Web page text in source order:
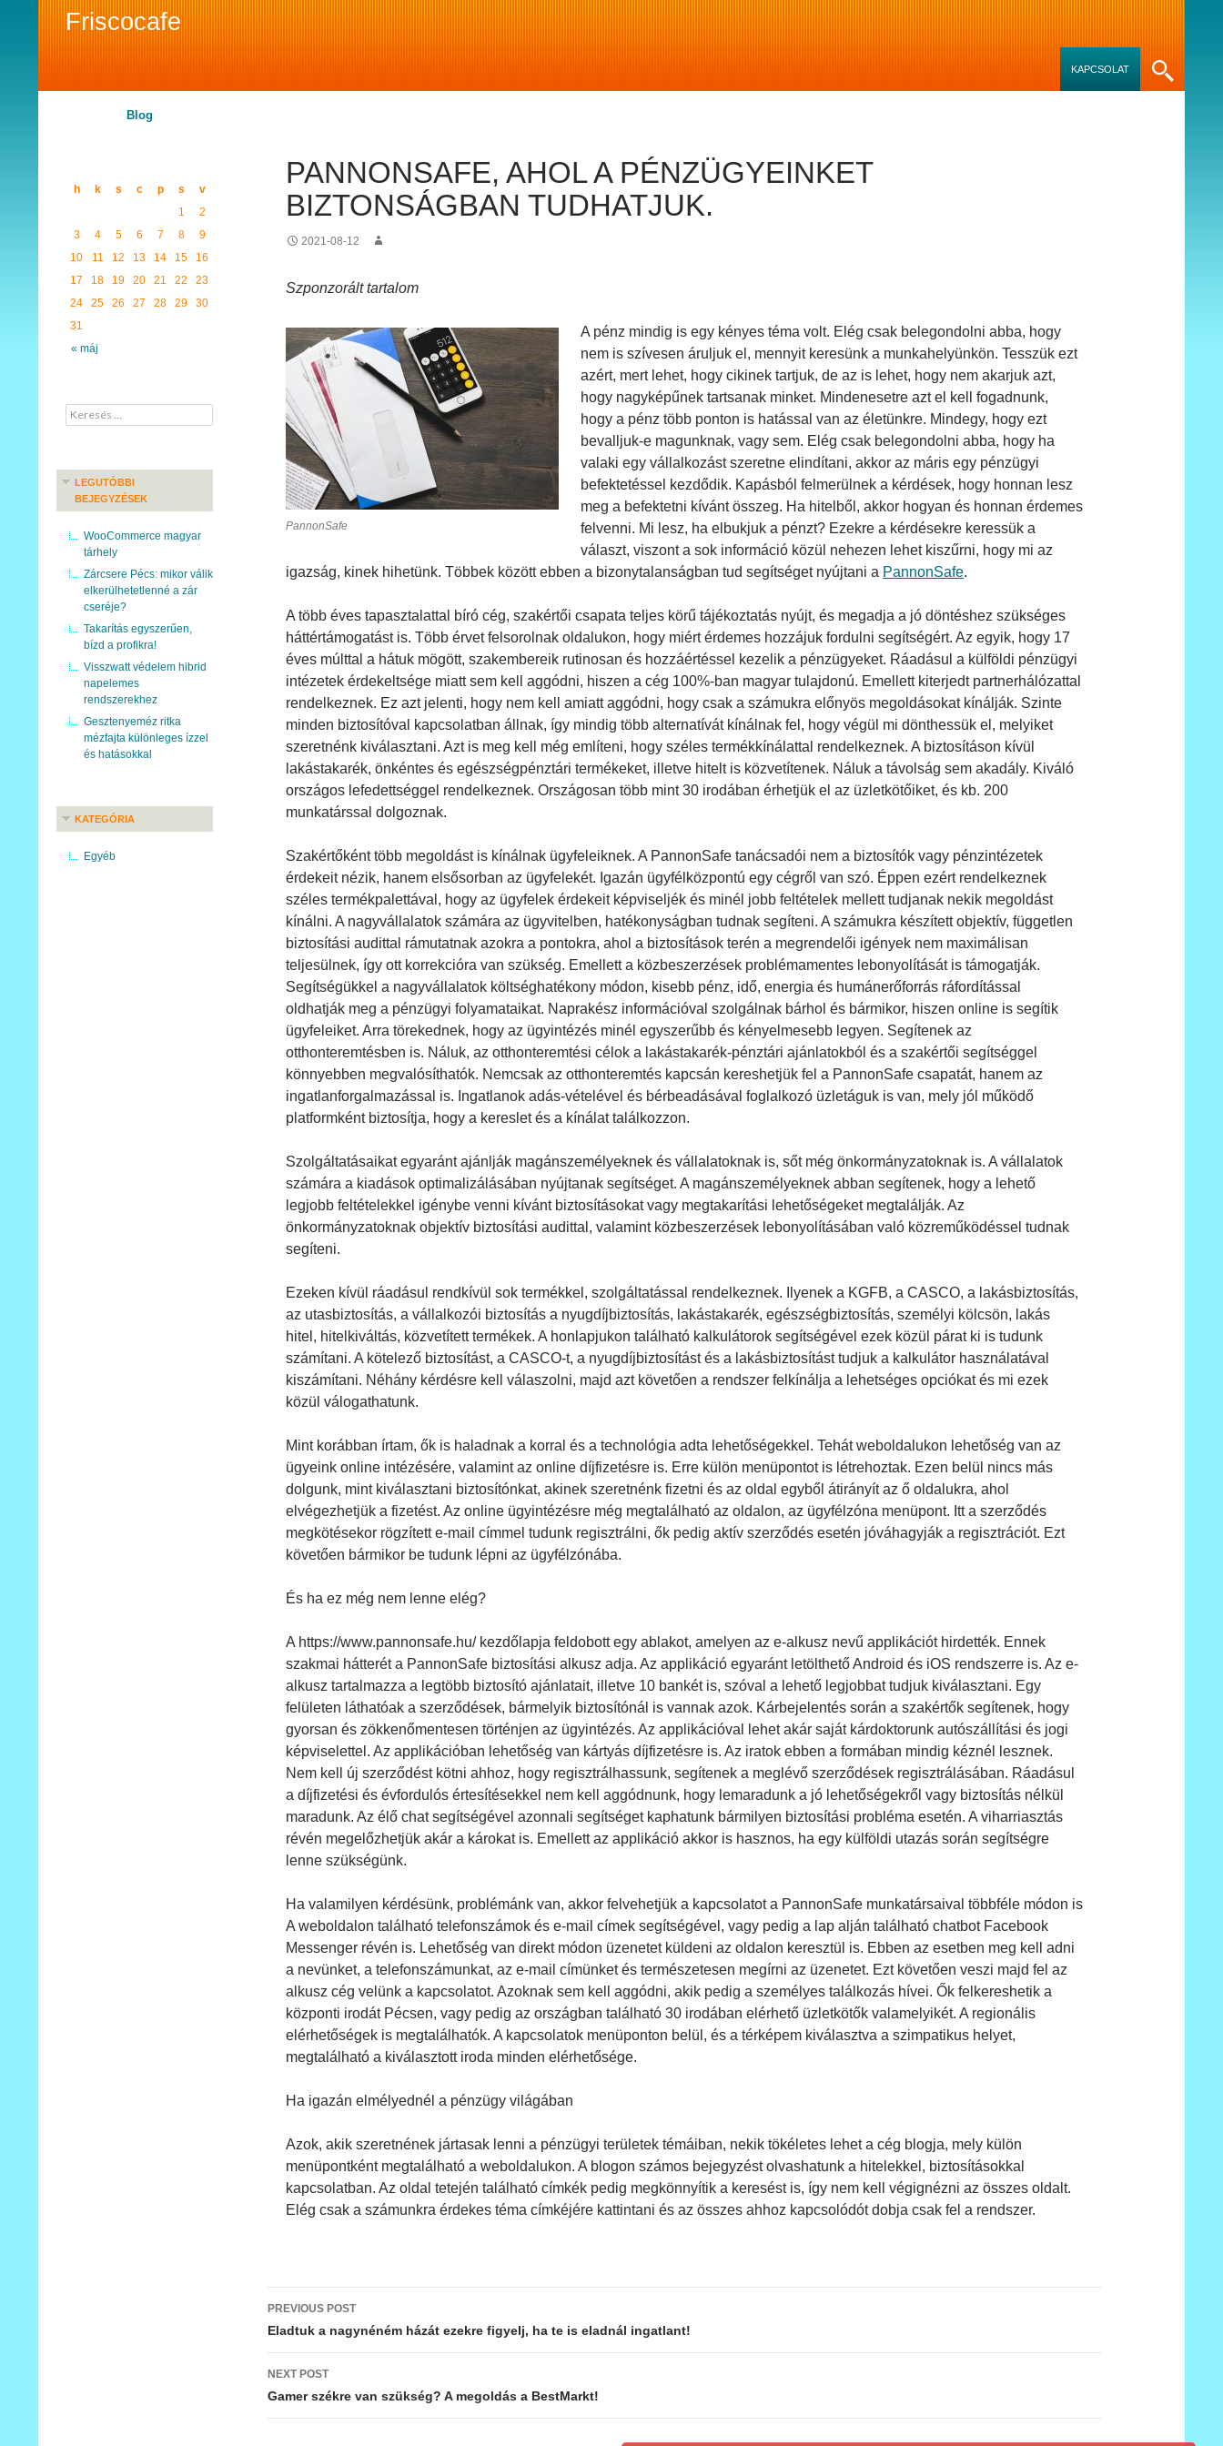
Friscocafe
KAPCSOLAT
PANNONSAFE, AHOL A PÉNZÜGYEINKET
BIZTONSÁGBAN TUDHATJUK.
2021-08-12
Szponzorált tartalom
PannonSafe
A pénz mindig is egy kényes téma volt. Elég csak belegondolni abba, hogy
nem is szívesen áruljuk el, mennyit keresünk a munkahelyünkön. Tesszük ezt
azért, mert lehet, hogy cikinek tartjuk, de az is lehet, hogy nem akarjuk azt,
hogy nagyképűnek tartsanak minket. Mindenesetre azt el kell fogadnunk,
hogy a pénz több ponton is hatással van az életünkre. Mindegy, hogy ezt
bevalljuk-e magunknak, vagy sem. Elég csak belegondolni abba, hogy ha
valaki egy vállalkozást szeretne elindítani, akkor az máris egy pénzügyi
befektetéssel kezdődik. Kapásból felmerülnek a kérdések, hogy honnan lesz
meg a befektetni kívánt összeg. Ha hitelből, akkor hogyan és honnan érdemes
felvenni. Mi lesz, ha elbukjuk a pénzt? Ezekre a kérdésekre keressük a
választ, viszont a sok információ közül nehezen lehet kiszűrni, hogy mi az
igazság, kinek hihetünk. Többek között ebben a bizonytalanságban tud segítséget nyújtani a PannonSafe.
A több éves tapasztalattal bíró cég, szakértői csapata teljes körű tájékoztatás nyújt, és megadja a jó döntéshez szükséges
háttértámogatást is. Több érvet felsorolnak oldalukon, hogy miért érdemes hozzájuk fordulni segítségért. Az egyik, hogy 17
éves múlttal a hátuk mögött, szakembereik rutinosan és hozzáértéssel kezelik a pénzügyeket. Ráadásul a külföldi pénzügyi
intézetek érdekeltsége miatt sem kell aggódni, hiszen a cég 100%-ban magyar tulajdonú. Emellett kiterjedt partnerhálózattal
rendelkeznek. Ez azt jelenti, hogy nem kell amiatt aggódni, hogy csak a számukra előnyös megoldásokat kínálják. Szinte
minden biztosítóval kapcsolatban állnak, így mindig több alternatívát kínálnak fel, hogy végül mi dönthessük el, melyiket
szeretnénk kiválasztani. Azt is meg kell még említeni, hogy széles termékkínálattal rendelkeznek. A biztosításon kívül
lakástakarék, önkéntes és egészségpénztári termékeket, illetve hitelt is közvetítenek. Náluk a távolság sem akadály. Kiváló
országos lefedettséggel rendelkeznek. Országosan több mint 30 irodában érhetjük el az üzletkötőiket, és kb. 200
munkatárssal dolgoznak.
Szakértőként több megoldást is kínálnak ügyfeleiknek. A PannonSafe tanácsadói nem a biztosítók vagy pénzintézetek
érdekeit nézik, hanem elsősorban az ügyfelekét. Igazán ügyfélközpontú egy cégről van szó. Éppen ezért rendelkeznek
széles termékpalettával, hogy az ügyfelek érdekeit képviseljék és minél jobb feltételek mellett tudjanak nekik megoldást
kínálni. A nagyvállalatok számára az ügyvitelben, hatékonyságban tudnak segíteni. A számukra készített objektív, független
biztosítási audittal rámutatnak azokra a pontokra, ahol a biztosítások terén a megrendelői igények nem maximálisan
teljesülnek, így ott korrekcióra van szükség. Emellett a közbeszerzések problémamentes lebonyolítását is támogatják.
Segítségükkel a nagyvállalatok költséghatékony módon, kisebb pénz, idő, energia és humánerőforrás ráfordítással
oldhatják meg a pénzügyi folyamataikat. Naprakész információval szolgálnak bárhol és bármikor, hiszen online is segítik
ügyfeleiket. Arra törekednek, hogy az ügyintézés minél egyszerűbb és kényelmesebb legyen. Segítenek az
otthonteremtésben is. Náluk, az otthonteremtési célok a lakástakarék-pénztári ajánlatokból és a szakértői segítséggel
könnyebben megvalósíthatók. Nemcsak az otthonteremtés kapcsán kereshetjük fel a PannonSafe csapatát, hanem az
ingatlanforgalmazással is. Ingatlanok adás-vételével és bérbeadásával foglalkozó üzletáguk is van, mely jól működő
platformként biztosítja, hogy a kereslet és a kínálat találkozzon.
Szolgáltatásaikat egyaránt ajánlják magánszemélyeknek és vállalatoknak is, sőt még önkormányzatoknak is. A vállalatok
számára a kiadások optimalizálásában nyújtanak segítséget. A magánszemélyeknek abban segítenek, hogy a lehető
legjobb feltételekkel igénybe venni kívánt biztosításokat vagy megtakarítási lehetőségeket megtalálják. Az
önkormányzatoknak objektív biztosítási audittal, valamint közbeszerzések lebonyolításában való közreműködéssel tudnak
segíteni.
Ezeken kívül ráadásul rendkívül sok termékkel, szolgáltatással rendelkeznek. Ilyenek a KGFB, a CASCO, a lakásbiztosítás,
az utasbiztosítás, a vállalkozói biztosítás a nyugdíjbiztosítás, lakástakarék, egészségbiztosítás, személyi kölcsön, lakás
hitel, hitelkiváltás, közvetített termékek. A honlapjukon található kalkulátorok segítségével ezek közül párat ki is tudunk
számítani. A kötelező biztosítást, a CASCO-t, a nyugdíjbiztosítást és a lakásbiztosítást tudjuk a kalkulátor használatával
kiszámítani. Néhány kérdésre kell válaszolni, majd azt követően a rendszer felkínálja a lehetséges opciókat és mi ezek
közül válogathatunk.
Mint korábban írtam, ők is haladnak a korral és a technológia adta lehetőségekkel. Tehát weboldalukon lehetőség van az
ügyeink online intézésére, valamint az online díjfizetésre is. Erre külön menüpontot is létrehoztak. Ezen belül nincs más
dolgunk, mint kiválasztani biztosítónkat, akinek szeretnénk fizetni és az oldal egyből átirányít az ő oldalukra, ahol
elvégezhetjük a fizetést. Az online ügyintézésre még megtalálható az oldalon, az ügyfélzóna menüpont. Itt a szerződés
megkötésekor rögzített e-mail címmel tudunk regisztrálni, ők pedig aktív szerződés esetén jóváhagyják a regisztrációt. Ezt
követően bármikor be tudunk lépni az ügyfélzónába.
És ha ez még nem lenne elég?
A https://www.pannonsafe.hu/ kezdőlapja feldobott egy ablakot, amelyen az e-alkusz nevű applikációt hirdették. Ennek
szakmai hátterét a PannonSafe biztosítási alkusz adja. Az applikáció egyaránt letölthető Android és iOS rendszerre is. Az e-
alkusz tartalmazza a legtöbb biztosító ajánlatait, illetve 10 bankét is, szóval a lehető legjobbat tudjuk kiválasztani. Egy
felületen láthatóak a szerződések, bármelyik biztosítónál is vannak azok. Kárbejelentés során a szakértők segítenek, hogy
gyorsan és zökkenőmentesen történjen az ügyintézés. Az applikációval lehet akár saját kárdoktorunk autószállítási és jogi
képviselettel. Az applikációban lehetőség van kártyás díjfizetésre is. Az iratok ebben a formában mindig kéznél lesznek.
Nem kell új szerződést kötni ahhoz, hogy regisztrálhassunk, segítenek a meglévő szerződések regisztrálásában. Ráadásul
a díjfizetési és évfordulós értesítésekkel nem kell aggódnunk, hogy lemaradunk a jó lehetőségekről vagy biztosítás nélkül
maradunk. Az élő chat segítségével azonnali segítséget kaphatunk bármilyen biztosítási probléma esetén. A viharriasztás
révén megelőzhetjük akár a károkat is. Emellett az applikáció akkor is hasznos, ha egy külföldi utazás során segítségre
lenne szükségünk.
Ha valamilyen kérdésünk, problémánk van, akkor felvehetjük a kapcsolatot a PannonSafe munkatársaival többféle módon is
A weboldalon található telefonszámok és e-mail címek segítségével, vagy pedig a lap alján található chatbot Facebook
Messenger révén is. Lehetőség van direkt módon üzenetet küldeni az oldalon keresztül is. Ebben az esetben meg kell adni
a nevünket, a telefonszámunkat, az e-mail címünket és természetesen megírni az üzenetet. Ezt követően veszi majd fel az
alkusz cég velünk a kapcsolatot. Azoknak sem kell aggódni, akik pedig a személyes találkozás hívei. Ők felkereshetik a
központi irodát Pécsen, vagy pedig az országban található 30 irodában elérhető üzletkötők valamelyikét. A regionális
elérhetőségek is megtalálhatók. A kapcsolatok menüponton belül, és a térképem kiválasztva a szimpatikus helyet,
megtalálható a kiválasztott iroda minden elérhetősége.
Ha igazán elmélyednél a pénzügy világában
Azok, akik szeretnének jártasak lenni a pénzügyi területek témáiban, nekik tökéletes lehet a cég blogja, mely külön
menüpontként megtalálható a weboldalukon. A blogon számos bejegyzést olvashatunk a hitelekkel, biztosításokkal
kapcsolatban. Az oldal tetején található címkék pedig megkönnyítik a keresést is, így nem kell végignézni az összes oldalt.
Elég csak a számunkra érdekes téma címkéjére kattintani és az összes ahhoz kapcsolódót dobja csak fel a rendszer.
Post navigation
PREVIOUS POST
Eladtuk a nagynéném házát ezekre figyelj, ha te is eladnál ingatlant!
NEXT POST
Gamer székre van szükség? A megoldás a BestMarkt!
Blog
h k s c p s v
« máj
1
2
3
4 5 6 7 8
9
10
11 12 13 14 15
16
17
18 19 20 21 22
23
24
25 26 27 28 29
30
31
Keresés:
LEGUTÓBBI
BEJEGYZÉSEK
WooCommerce magyar
tárhely
Zárcsere Pécs: mikor válik
elkerülhetetlenné a zár
cseréje?
Takarítás egyszerűen,
bízd a profikra!
Visszwatt védelem hibrid
napelemes
rendszerekhez
Gesztenyeméz ritka
mézfajta különleges ízzel
és hatásokkal
KATEGÓRIA
Egyéb